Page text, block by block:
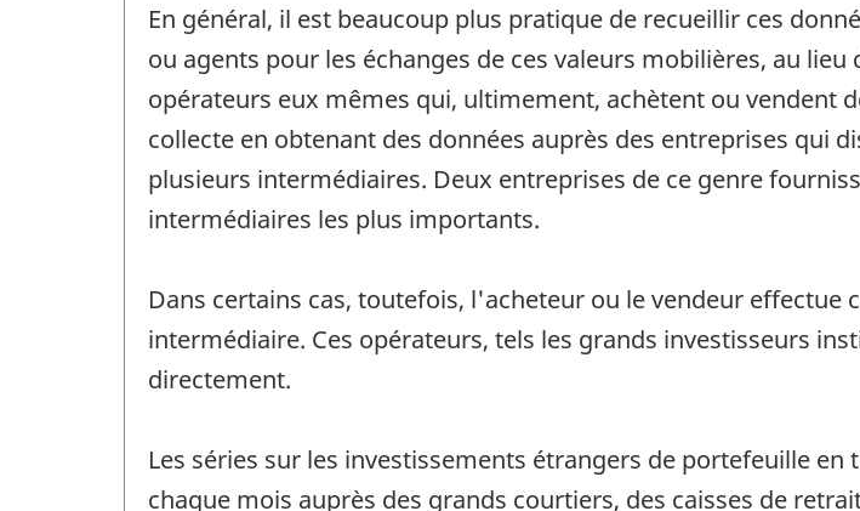
En général, il est beaucoup plus pratique de recueillir ces
ou agents pour les échanges de ces valeurs mobilières, au
opérateurs eux mêmes qui, ultimement, achètent ou vendent
collecte en obtenant des données auprès des entreprises qui
plusieurs intermédiaires. Deux entreprises de ce genre
intermédiaires les plus importants.
Dans certains cas, toutefois, l'acheteur ou le vendeur
intermédiaire. Ces opérateurs, tels les grands investisseurs
directement.
Les séries sur les investissements étrangers de portefeuille
chaque mois auprès des grands courtiers, des caisses de